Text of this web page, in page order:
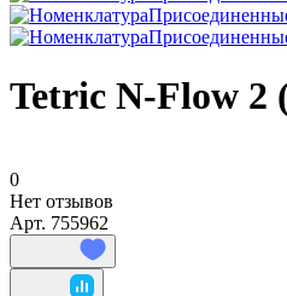
Tetric N-Flow 2
0
Нет отзывов
Арт. 755962